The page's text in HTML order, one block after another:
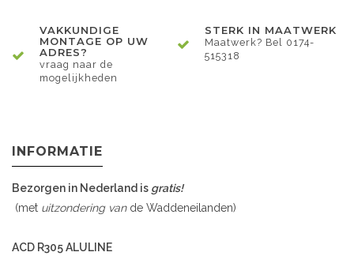
VAKKUNDIGE
MONTAGE OP UW
ADRES?
vraag naar de
mogelijkheden
STERK IN MAATWERK
Maatwerk? Bel 0174-
515318
INFORMATIE
Bezorgen in Nederland is gratis!
(met uitzondering vande Waddeneilanden)
ACD R305 ALULINE